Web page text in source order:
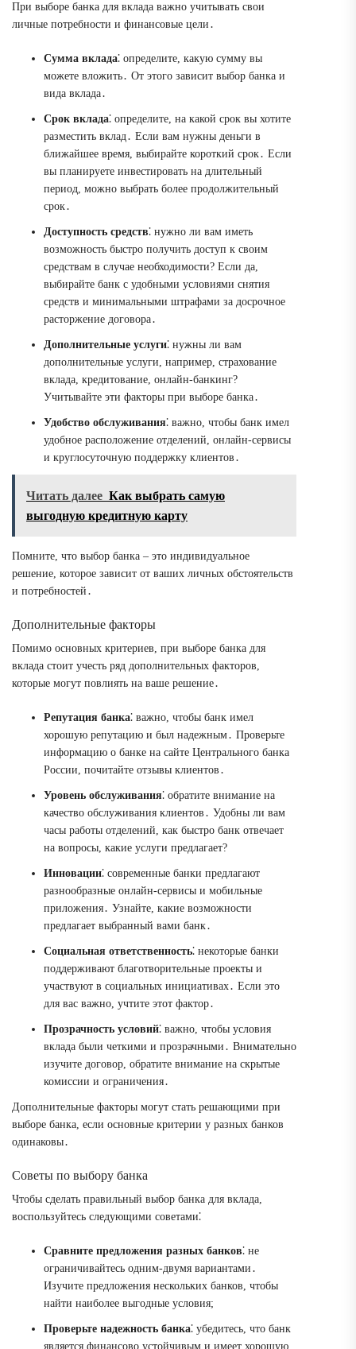
При выборе банка для вклада важно учитывать свои
личные потребности и финансовые цели․
Сумма вклада⁚ определите, какую сумму вы
можете вложить․ От этого зависит выбор банка и
вида вклада․
Срок вклада⁚ определите, на какой срок вы хотите
разместить вклад․ Если вам нужны деньги в
ближайшее время, выбирайте короткий срок․ Если
вы планируете инвестировать на длительный
период, можно выбрать более продолжительный
срок․
Доступность средств⁚ нужно ли вам иметь
возможность быстро получить доступ к своим
средствам в случае необходимости? Если да,
выбирайте банк с удобными условиями снятия
средств и минимальными штрафами за досрочное
расторжение договора․
Дополнительные услуги⁚ нужны ли вам
дополнительные услуги, например, страхование
вклада, кредитование, онлайн-банкинг?
Учитывайте эти факторы при выборе банка․
Удобство обслуживания⁚ важно, чтобы банк имел
удобное расположение отделений, онлайн-сервисы
и круглосуточную поддержку клиентов․
Читать далее Как выбрать самую
выгодную кредитную карту
Помните, что выбор банка – это индивидуальное
решение, которое зависит от ваших личных обстоятельств
и потребностей․
Дополнительные факторы
Помимо основных критериев, при выборе банка для
вклада стоит учесть ряд дополнительных факторов,
которые могут повлиять на ваше решение․
Репутация банка⁚ важно, чтобы банк имел
хорошую репутацию и был надежным․ Проверьте
информацию о банке на сайте Центрального банка
России, почитайте отзывы клиентов․
Уровень обслуживания⁚ обратите внимание на
качество обслуживания клиентов․ Удобны ли вам
часы работы отделений, как быстро банк отвечает
на вопросы, какие услуги предлагает?
Инновации⁚ современные банки предлагают
разнообразные онлайн-сервисы и мобильные
приложения․ Узнайте, какие возможности
предлагает выбранный вами банк․
Социальная ответственность⁚ некоторые банки
поддерживают благотворительные проекты и
участвуют в социальных инициативах․ Если это
для вас важно, учтите этот фактор․
Прозрачность условий⁚ важно, чтобы условия
вклада были четкими и прозрачными․ Внимательно
изучите договор, обратите внимание на скрытые
комиссии и ограничения․
Дополнительные факторы могут стать решающими при
выборе банка, если основные критерии у разных банков
одинаковы․
Советы по выбору банка
Чтобы сделать правильный выбор банка для вклада,
воспользуйтесь следующими советами⁚
Сравните предложения разных банков⁚ не
ограничивайтесь одним-двумя вариантами․
Изучите предложения нескольких банков, чтобы
найти наиболее выгодные условия;
Проверьте надежность банка⁚ убедитесь, что банк
является финансово устойчивым и имеет хорошую